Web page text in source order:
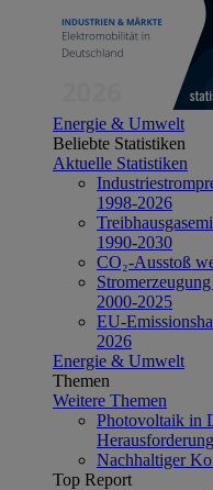
Energie & Umwelt
Beliebte Statistiken
Aktuelle Statistiken
1998-2026
1990-2030
CO₂-Ausstoß
2000-2025
EU-
2026
Energie & Umwelt
Themen
Weitere Themen
Photovoltaik in
Herausforderung
Nachhaltiger
Top Report